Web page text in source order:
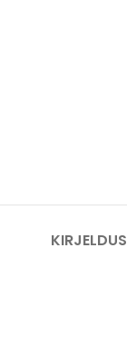
KIRJELDUS